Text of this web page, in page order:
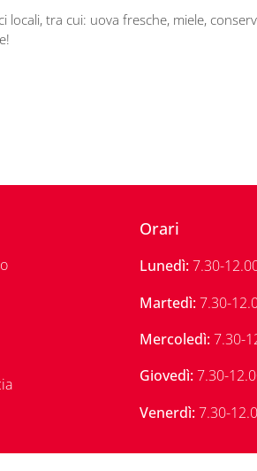
tra cui: uova fresche, miele,
Orari
Lunedì:7.30-
Martedì:7.30-
Mercoledì:7.30-
Giovedì:7.30-
Venerdì:7.30-